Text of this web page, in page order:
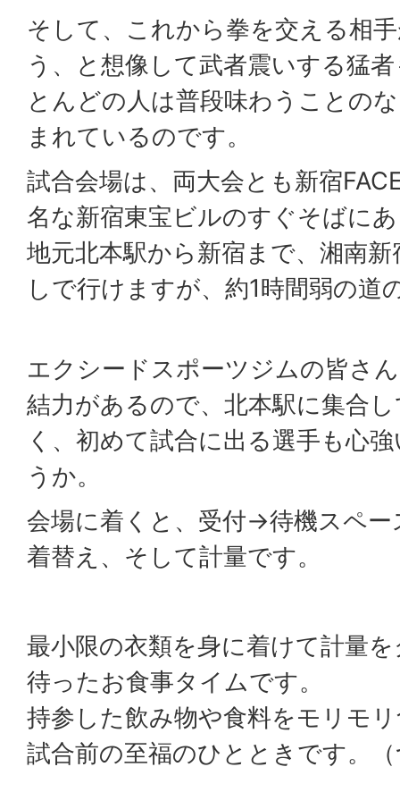
そして、これから拳を交える相
う、と想像して武者震いする猛
とんどの人は普段味わうことの
まれているのです。
試合会場は、両大会とも新宿
名な新宿東宝ビルのすぐそばに
地元北本駅から新宿まで、湘南
しで行けますが、約1時間弱の道
エクシードスポーツジムの皆さ
結力があるので、北本駅に集合
く、初めて試合に出る選手も心
うか。
会場に着くと、受付→待機スペ
着替え、そして計量です。
最小限の衣類を身に着けて計量
待ったお食事タイムです。
持参した飲み物や食料をモリモ
試合前の至福のひとときです。